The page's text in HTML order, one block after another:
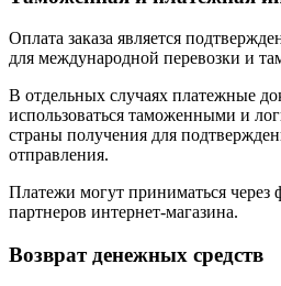
Оплата заказа является
для международной перевозки и
В отдельных случаях платежные
использоваться таможенными и
страны получения для
отправления.
Платежи могут приниматься
партнеров интернет-магазина.
Возврат денежных средств